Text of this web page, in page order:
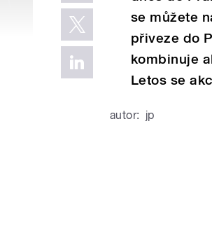
se můžete
přiveze do
kombinuje
Letos se
autor: jp